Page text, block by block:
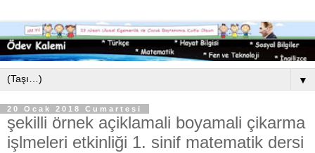
▼
20 Ocak 2018 Cumartesi
şekilli örnek açiklamali boyamali çikarma
işlmeleri etkinliği 1. sinif matematik dersi